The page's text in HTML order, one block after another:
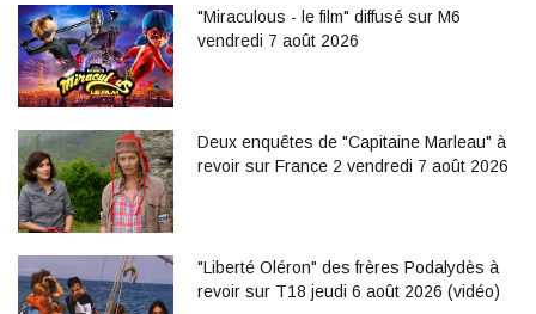
"Miraculous - le film" diffusé sur M6
vendredi 7 août 2026
Deux enquêtes de "Capitaine Marleau" à
revoir sur France 2 vendredi 7 août 2026
"Liberté Oléron" des frères Podalydès à
revoir sur T18 jeudi 6 août 2026 (vidéo)